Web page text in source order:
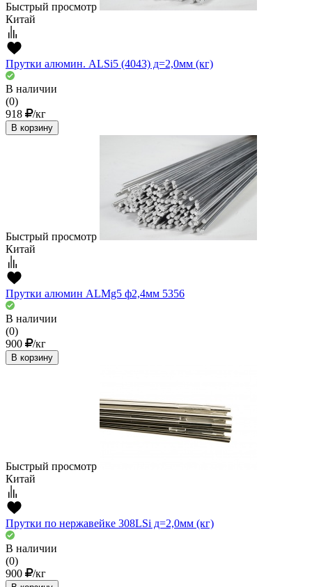
Быстрый просмотр
Китай
Прутки алюмин. ALSi5 (4043) д=2,0мм (кг)
В наличии
(0)
918
/кг
В корзину
Быстрый просмотр
Китай
Прутки алюмин ALMg5 ф2,4мм 5356
В наличии
(0)
900
/кг
В корзину
Быстрый просмотр
Китай
Прутки по нержавейке 308LSi д=2,0мм (кг)
В наличии
(0)
900
/кг